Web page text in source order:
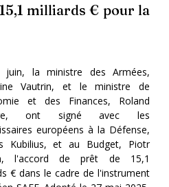
milliards € pour la
juin, la ministre des Armées,
Vautrin, et le ministre de
et des Finances, Roland
ont signé avec les
européens à la Défense,
Kubilius, et au Budget, Piotr
l'accord de prêt de 15,1
€ dans le cadre de l'instrument